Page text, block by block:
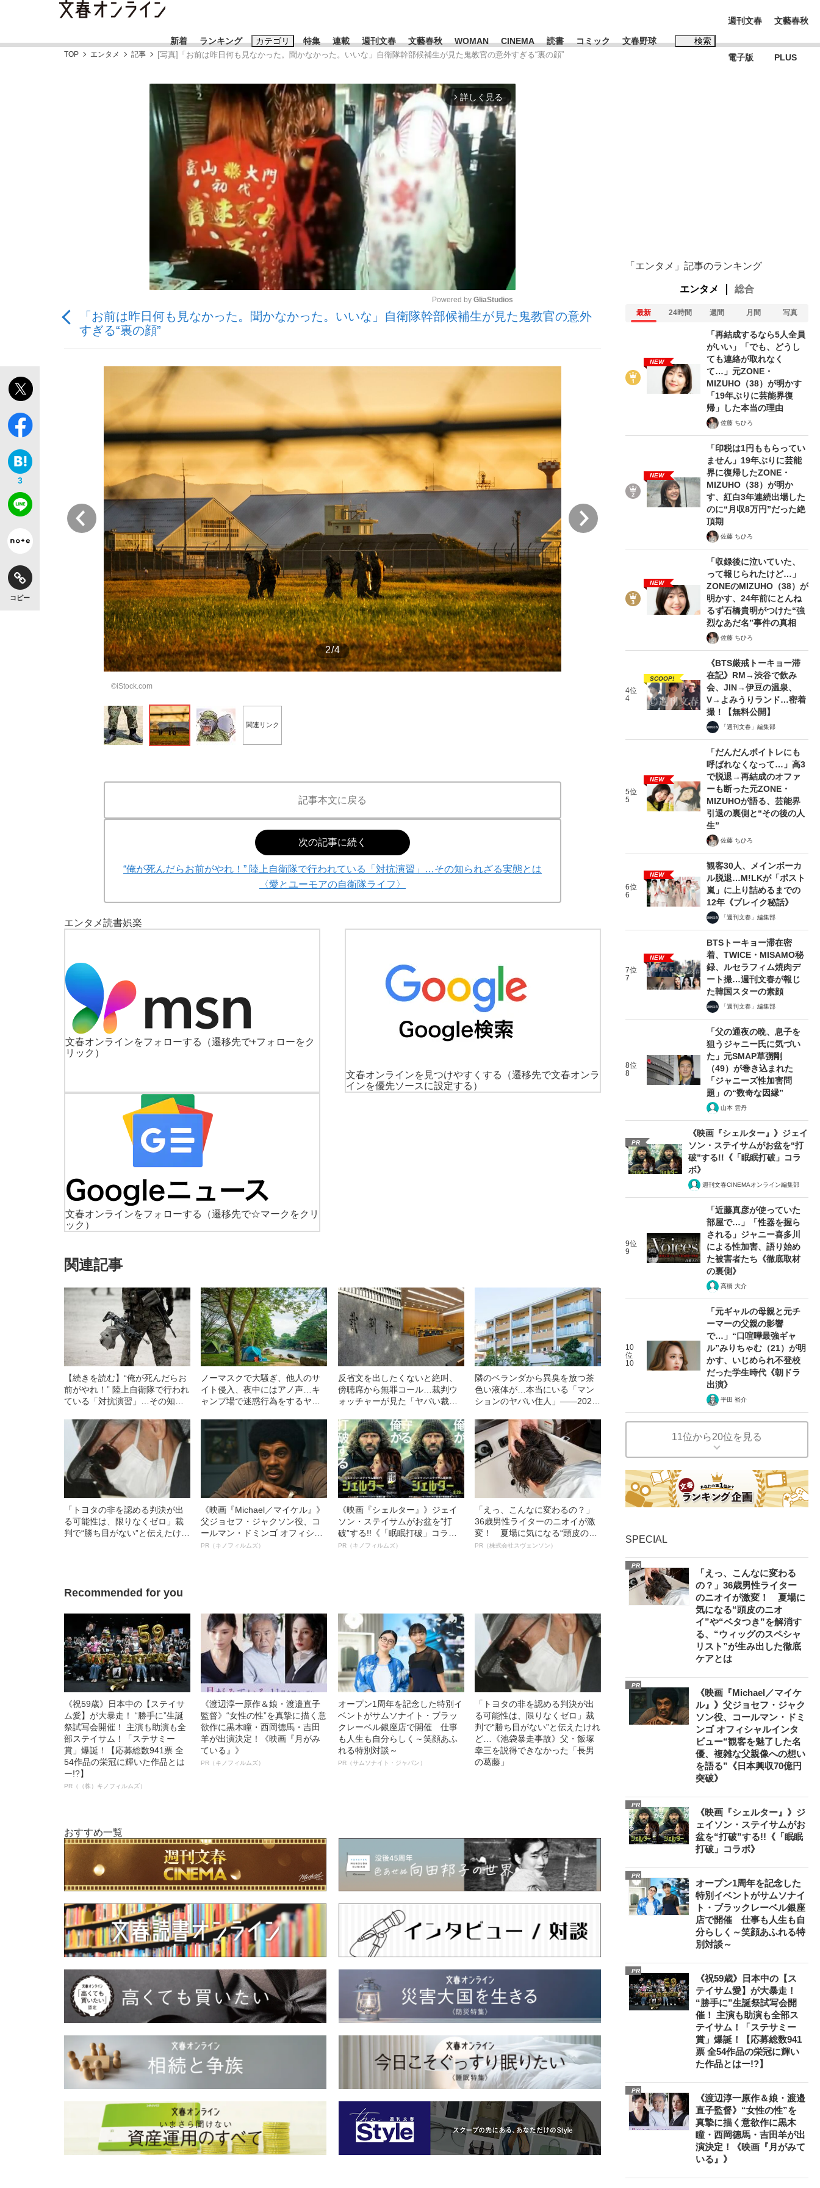
新着 ランキング カテゴリ
《BTS厳戒トーキョー滞在記》RM→渋谷で飲み会、JIN→伊豆の... 「90%は失敗する。でも…」本田圭佑が初めて明かした日本代表監督に...
「最悪の空気のまま解散」WBC日本代表“敗戦”の真実 選手が明かす... 「敗因分析は一切聞かれなかった」侍ジャパン選手が証言した“NPB聞...
「クマが悪者扱いされているのが悲しい」『北の国から』倉本聰氏（91...
もっと見る
特集
私のあのとき、私のいま
観る将棋、読む将棋
キングの誕生を、目撃せよ。
もっと見る
連載 週刊文春 文藝春秋 WOMAN CINEMA 読書 コミック 文春野球 検索
おすすめのキーワードタグ一覧
#藤田晋 #三山凌輝 #高市早苗 #後藤真希 #森岡毅 #城彰二 #内田有紀
#玉木雄一郎
#亀和田武
週刊文春
電子版
文藝春秋
PLUS
TOP エンタメ 記事 [写真]「お前は昨日何も見なかった。聞かなかった。いいな」自衛隊幹部候補生が見た鬼教官の意外すぎる“裏の顔”
arrow_forward_ios 詳しく見る
Powered by GliaStudios
「お前は昨日何も見なかった。聞かなかった。いいな」自衛隊幹部候補生が見た鬼教官の意外
すぎる“裏の顔”
3
コピー
2/4
©iStock.com
3/4
前
関連リンク
記事本文に戻る
次の記事に続く
“俺が死んだらお前がやれ！” 陸上自衛隊で行われている「対抗演習」…その知られざる実態とは
〈愛とユーモアの自衛隊ライフ〉
エンタメ読書娯楽
文春オンラインをフォローする
（遷移先で+フォローをク
リック）
文春オンラインを見つけやすくする
（遷移先で文春オンラ
インを優先ソースに設定する）
文春オンラインをフォローする
（遷移先で☆マークをクリ
ック）
関連記事
【続きを読む】“俺が死んだらお
前がやれ！” 陸上自衛隊で行われ
ている「対抗演習」…その知ら
の自衛隊ライフ〉
ノーマスクで大騒ぎ、他人のサ
イト侵入、夜中にはアノ声…キ
ャンプ場で迷惑行為をするヤバ
BEST5
反省文を出したくないと絶叫、
傍聴席から無罪コール…裁判ウ
ォッチャーが見た「ヤバい裁
隣のベランダから異臭を放つ茶
色い液体が…本当にいる「マン
ションのヤバい住人」――2021
「トヨタの非を認める判決が出
る可能性は、限りなくゼロ」裁
判で“勝ち目がない”と伝えたけれ
《映画『Michael／マイケル』》
父ジョセフ・ジャクソン役、コ
ールマン・ドミンゴ オフィシャ
ルインタビュー“観客を魅了した
PR（キノフィルムズ）
《映画『シェルター』》ジェイ
ソン・ステイサムがお盆を“打
破”する!!《「眠眠打破」コラ
ボ》
PR（キノフィルムズ）
「えっ、こんなに変わるの？」
36歳男性ライターのニオイが激
変！ 夏場に気になる“頭皮のニ
オイ”や“ベタつき”を解消す
PR（株式会社スヴェンソン）
Recommended for you
《祝59歳》日本中の【ステイサ
ム愛】が大暴走！ “勝手に”生誕
祭試写会開催！ 主演も助演も全
部ステイサム！「ステサミー
賞」爆誕！【応募総数941票 全
54作品の栄冠に輝いた作品とは
ー!?】
PR（（株）キノフィルムズ）
《渡辺淳一原作＆娘・渡邉直子
監督》“女性の性”を真摯に描く意
欲作に黒木瞳・西岡德馬・吉田
羊が出演決定！《映画『月がみ
ている』》
PR（キノフィルムズ）
オープン1周年を記念した特別イ
ベントがサムソナイト・ブラッ
クレーベル銀座店で開催 仕事
も人生も自分らしく～笑顔あふ
れる特別対談～
PR（サムソナイト・ジャパン）
「トヨタの非を認める判決が出
る可能性は、限りなくゼロ」裁
判で“勝ち目がない”と伝えたけれ
ど…《池袋暴走事故》父・飯塚
幸三を説得できなかった「長男
の葛藤」
おすすめ一覧
「エンタメ」記事のランキング
エンタメ 総合
最新 24時間 週間 月間 写真
NEW
「再結成するなら5人全員
がいい」「でも、どうし
ても連絡が取れなく
て…」元ZONE・
MIZUHO（38）が明かす
「19年ぶりに芸能界復
帰」した本当の理由
佐藤 ちひろ
NEW
「印税は1円ももらってい
ません」19年ぶりに芸能
界に復帰したZONE・
MIZUHO（38）が明か
す、紅白3年連続出場した
のに“月収8万円”だった絶
頂期
佐藤 ちひろ
NEW
「収録後に泣いていた、
って報じられたけど…」
ZONEのMIZUHO（38）が
明かす、24年前にとんね
るず石橋貴明がつけた“強
烈なあだ名”事件の真相
佐藤 ちひろ
4位
4
SCOOP!
《BTS厳戒トーキョー滞
在記》RM→渋谷で飲み
会、JIN→伊豆の温泉、
V→よみうりランド…密着
撮！【無料公開】
「週刊文春」編集部
5位
5
NEW
「だんだんボイトレにも
呼ばれなくなって…」高3
で脱退→再結成のオファ
ーも断った元ZONE・
MIZUHOが語る、芸能界
引退の裏側と“その後の人
生”
佐藤 ちひろ
6位
6
NEW
観客30人、メインボーカ
ル脱退…M!LKが「ポスト
嵐」に上り詰めるまでの
12年《ブレイク秘話》
「週刊文春」編集部
7位
7
NEW
BTSトーキョー滞在密
着、TWICE・MISAMO秘
録、ルセラフィム焼肉デ
ート撮…週刊文春が報じ
た韓国スターの素顔
「週刊文春」編集部
8位
8
「父の通夜の晩、息子を
狙うジャニー氏に気づい
た」元SMAP草彅剛
（49）が巻き込まれた
「ジャニーズ性加害問
題」の“数奇な因縁”
山本 雲丹
PR
《映画『シェルター』》ジェイ
ソン・ステイサムがお盆を“打
破”する!!《「眠眠打破」コラ
ボ》
週刊文春CINEMAオンライン編集部
9位
9
「近藤真彦が使っていた
部屋で…」「性器を握ら
される」ジャニー喜多川
による性加害、語り始め
た被害者たち《徹底取材
の裏側》
髙橋 大介
10
位
10
「元ギャルの母親と元チ
ーマーの父親の影響
で…」“口喧嘩最強ギャ
ル”みりちゃむ（21）が明
かす、いじめられ不登校
だった学生時代《朝ドラ
出演》
平田 裕介
11位から20位を見る
SPECIAL
PR
「えっ、こんなに変わる
の？」36歳男性ライター
のニオイが激変！ 夏場に
気になる“頭皮のニオ
イ”や“ベタつき”を解消す
る、“ウィッグのスペシャ
リスト”が生み出した徹底
ケアとは
PR
《映画『Michael／マイケ
ル』》父ジョセフ・ジャク
ソン役、コールマン・ドミ
ンゴ オフィシャルインタ
ビュー“観客を魅了した名
優、複雑な父親像への想い
を語る”《日本興収70億円
突破》
PR
《映画『シェルター』》ジ
ェイソン・ステイサムがお
盆を“打破”する!!《「眠眠
打破」コラボ》
PR
オープン1周年を記念した
特別イベントがサムソナイ
ト・ブラックレーベル銀座
店で開催 仕事も人生も自
分らしく～笑顔あふれる特
別対談～
PR
《祝59歳》日本中の【ス
テイサム愛】が大暴走！
“勝手に”生誕祭試写会開
催！ 主演も助演も全部ス
テイサム！「ステサミー
賞」爆誕！【応募総数941
票 全54作品の栄冠に輝い
た作品とはー!?】
PR
《渡辺淳一原作＆娘・渡邉
直子監督》“女性の性”を
真摯に描く意欲作に黒木
瞳・西岡德馬・吉田羊が出
演決定！《映画『月がみて
いる』》